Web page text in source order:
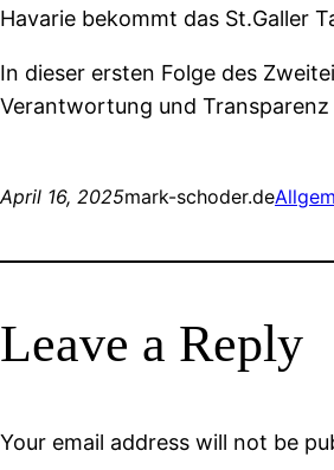
Havarie bekommt das St.Galler
In dieser ersten Folge des
Verantwortung und
April 16, 2025mark-schoder.de
Leave a Reply
Your email address will not be